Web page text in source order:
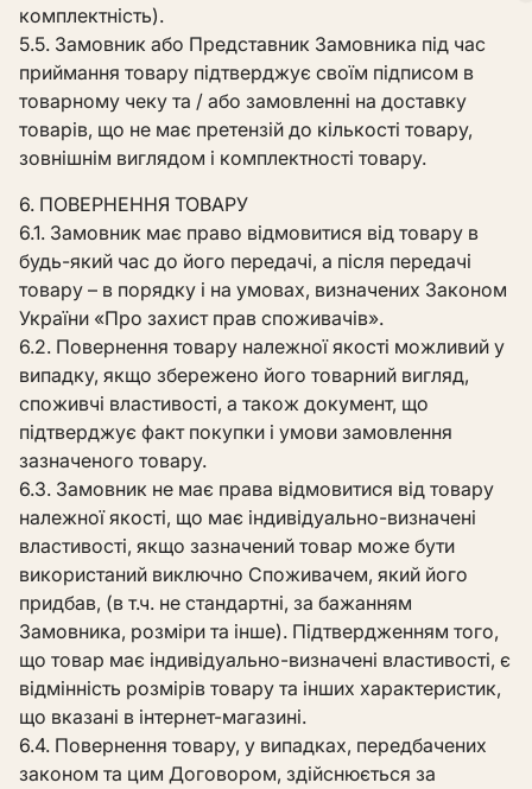
комплектність).
5.5. Замовник або Представник Замовника під час
приймання товару підтверджує своїм підписом в
товарному чеку та / або замовленні на доставку
товарів, що не має претензій до кількості товару,
зовнішнім виглядом і комплектності товару.
6. ПОВЕРНЕННЯ ТОВАРУ
6.1. Замовник має право відмовитися від товару в
будь-який час до його передачі, а після передачі
товару – в порядку і на умовах, визначених Законом
України «Про захист прав споживачів».
6.2. Повернення товару належної якості можливий у
випадку, якщо збережено його товарний вигляд,
споживчі властивості, а також документ, що
підтверджує факт покупки і умови замовлення
зазначеного товару.
6.3. Замовник не має права відмовитися від товару
належної якості, що має індивідуально-визначені
властивості, якщо зазначений товар може бути
використаний виключно Споживачем, який його
придбав, (в т.ч. не стандартні, за бажанням
Замовника, розміри та інше). Підтвердженням того,
що товар має індивідуально-визначені властивості, є
відмінність розмірів товару та інших характеристик,
що вказані в інтернет-магазині.
6.4. Повернення товару, у випадках, передбачених
законом та цим Договором, здійснюється за